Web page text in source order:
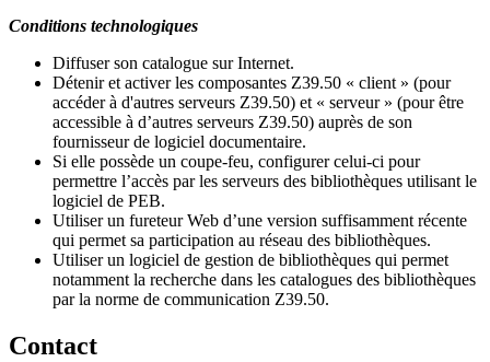
Conditions technologiques
Diffuser son catalogue sur Internet.
Détenir et activer les composantes Z39.50 « client » (pour
accéder à d'autres serveurs Z39.50) et « serveur » (pour être
accessible à d’autres serveurs Z39.50) auprès de son
fournisseur de logiciel documentaire.
Si elle possède un coupe-feu, configurer celui-ci pour
permettre l’accès par les serveurs des bibliothèques utilisant le
logiciel de PEB.
Utiliser un fureteur Web d’une version suffisamment récente
qui permet sa participation au réseau des bibliothèques.
Utiliser un logiciel de gestion de bibliothèques qui permet
notamment la recherche dans les catalogues des bibliothèques
par la norme de communication Z39.50.
Contact